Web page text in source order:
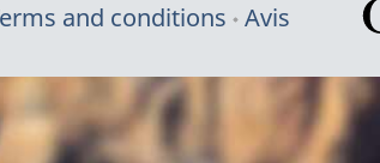
and conditions Avis